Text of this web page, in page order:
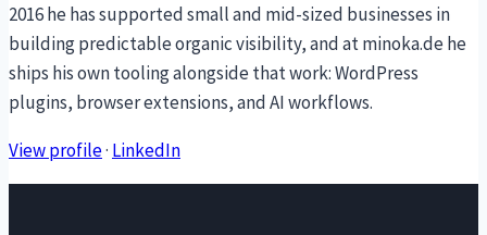
2016 he has supported small and mid-sized businesses in
building predictable organic visibility, and at minoka.de he
ships his own tooling alongside that work: WordPress
plugins, browser extensions, and AI workflows.
View profile· LinkedIn